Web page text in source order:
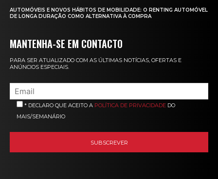
AUTOMÓVEIS E NOVOS HÁBITOS DE MOBILIDADE: O RENTING AUTOMÓVEL
DE LONGA DURAÇÃO COMO ALTERNATIVA À COMPRA
MANTENHA-SE EM CONTACTO
PARA SER ATUALIZADO COM AS ÚLTIMAS NOTÍCIAS, OFERTAS E
ANÚNCIOS ESPECIAIS.
* DECLARO QUE ACEITO A POLÍTICA DE PRIVACIDADE DO
MAIS/SEMANÁRIO